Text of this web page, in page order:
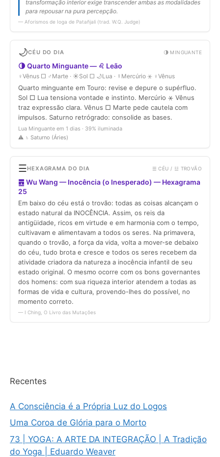
Recentes
A Consciência é a Própria Luz do Logos
Uma Coroa de Glória para o Morto
73 | YOGA: A ARTE DA INTEGRAÇÃO | A Tradição
do Yoga | Eduardo Weaver